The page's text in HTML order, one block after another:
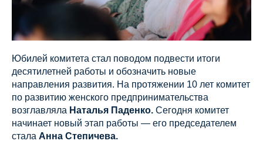
Юбилей комитета стал поводом подвести итоги
десятилетней работы и обозначить новые
направления развития. На протяжении 10 лет комитет
по развитию женского предпринимательства
возглавляла Наталья Паденко. Сегодня комитет
начинает новый этап работы — его председателем
стала Анна Степичева.